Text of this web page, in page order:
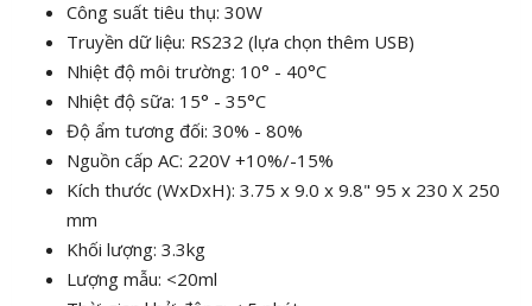
Công suất tiêu thụ: 30W
Truyền dữ liệu: RS232 (lựa chọn thêm USB)
Nhiệt độ môi trường: 10° - 40°C
Nhiệt độ sữa: 15° - 35°C
Độ ẩm tương đối: 30% - 80%
Nguồn cấp AC: 220V +10%/-15%
Kích thước (WxDxH): 3.75 x 9.0 x 9.8" 95 x 230 X 250
mm
Khối lượng: 3.3kg
Lượng mẫu: <20ml